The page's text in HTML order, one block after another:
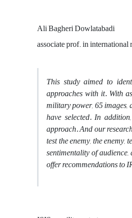
Ali Bagheri Dowlatabadi
associate prof. in
This study aimed to
approaches with it. With
military power, 65
have selected. In
approach. And our
test the enemy, the
sentimentality of
offer recommendations to